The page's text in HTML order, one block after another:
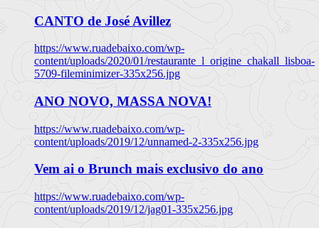
CANTO de José Avillez
https://www.ruadebaixo.com/wp-
content/uploads/2020/01/restaurante_l_origine_chakall_lisboa-
5709-fileminimizer-335x256.jpg
ANO NOVO, MASSA NOVA!
https://www.ruadebaixo.com/wp-
content/uploads/2019/12/unnamed-2-335x256.jpg
Vem ai o Brunch mais exclusivo do ano
https://www.ruadebaixo.com/wp-
content/uploads/2019/12/jag01-335x256.jpg